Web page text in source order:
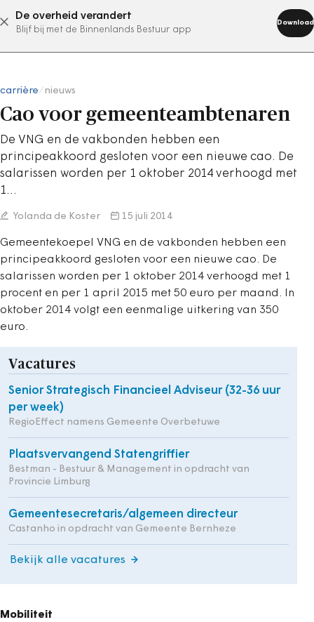
De overheid verandert
Blijf bij met de Binnenlands Bestuur app
Download
abonneer nu
carrière nieuws
Cao voor gemeenteambtenaren
De VNG en de vakbonden hebben een
principeakkoord gesloten voor een nieuwe cao. De
salarissen worden per 1 oktober 2014 verhoogd met
1…
Yolanda de Koster 15 juli 2014
Gemeentekoepel VNG en de vakbonden hebben een
principeakkoord gesloten voor een nieuwe cao. De
salarissen worden per 1 oktober 2014 verhoogd met 1
procent en per 1 april 2015 met 50 euro per maand. In
oktober 2014 volgt een eenmalige uitkering van 350
euro.
Vacatures
Senior Strategisch Financieel Adviseur (32-36 uur
per week)
RegioEffect namens Gemeente Overbetuwe
Plaatsvervangend Statengriffier
Bestman - Bestuur & Management in opdracht van
Provincie Limburg
Gemeentesecretaris/algemeen directeur
Castanho in opdracht van Gemeente Bernheze
Bekijk alle vacatures
Mobiliteit